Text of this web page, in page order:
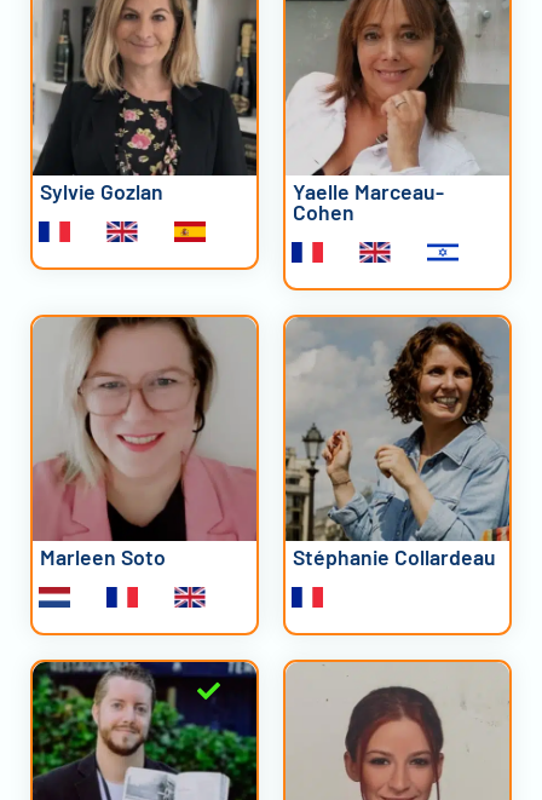
Sylvie Gozlan Yaelle Marceau-
Cohen
Marleen Soto Stéphanie Collardeau